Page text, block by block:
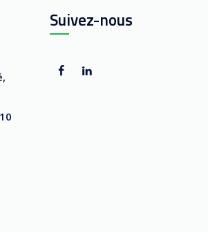
Suivez-nous